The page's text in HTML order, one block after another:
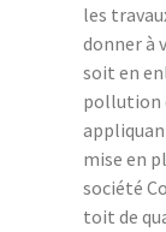
les
donner à
soit en
pollution
mise en
société
toit de